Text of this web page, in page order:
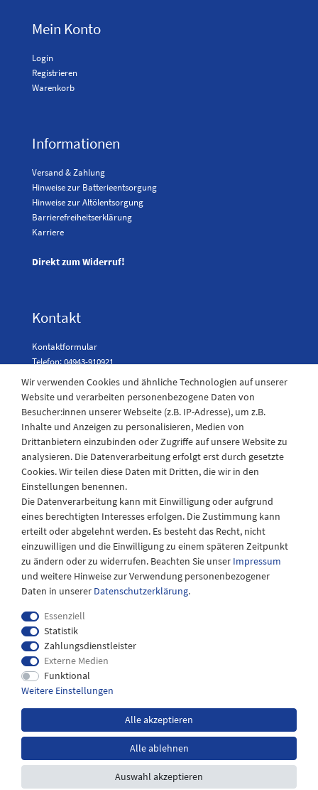
Mein Konto
Login
Registrieren
Warenkorb
Informationen
Versand & Zahlung
Hinweise zur Batterieentsorgung
Hinweise zur Altölentsorgung
Barrierefreiheitserklärung
Karriere
Direkt zum Widerruf!
Kontakt
Kontaktformular
Telefon: 04943-910921
Laden Öffnungszeiten
Montag - Freitag
08:30 - 12:30 und 13.00 - 17.30 Uhr
Samstags
08:30 bis 12:30 Uhr
Impressum
Widerrufs­recht
Versandkosten
Wir verwenden Cookies und ähnliche Technologien auf unserer
Website und verarbeiten personenbezogene Daten von
Besucher:innen unserer Webseite (z.B. IP-Adresse), um z.B.
Inhalte und Anzeigen zu personalisieren, Medien von
Drittanbietern einzubinden oder Zugriffe auf unsere Website zu
analysieren. Die Datenverarbeitung erfolgt erst durch gesetzte
Cookies. Wir teilen diese Daten mit Dritten, die wir in den
Einstellungen benennen.
Die Datenverarbeitung kann mit Einwilligung oder aufgrund
eines berechtigten Interesses erfolgen. Die Zustimmung kann
erteilt oder abgelehnt werden. Es besteht das Recht, nicht
einzuwilligen und die Einwilligung zu einem späteren Zeitpunkt
zu ändern oder zu widerrufen. Beachten Sie unser Impressum
und weitere Hinweise zur Verwendung personenbezogener
Daten in unserer Daten­schutz­erklärung.
Essenziell
Statistik
Zahlungsdienstleister
Externe Medien
Funktional
Weitere Einstellungen
Alle akzeptieren
Alle ablehnen
Auswahl akzeptieren